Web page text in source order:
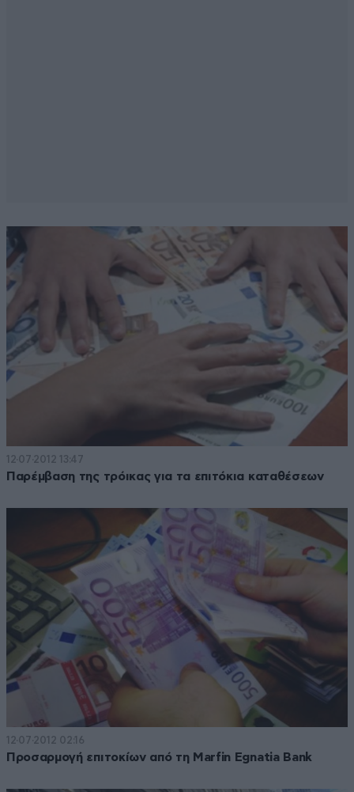
12·07·2012 13:47
Παρέμβαση της τρόικας για τα επιτόκια καταθέσεων
12·07·2012 02:16
Προσαρμογή επιτοκίων από τη Marfin Egnatia Bank